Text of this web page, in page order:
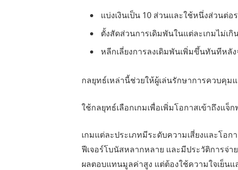
แบ่งเงินเป็น 10 ส่วนและใช้หนึ่งส่วนต่อ
ตั้งสัดส่วนการเดิมพันในแต่ละเกมไม่เกิ
หลีกเลี่ยงการลงเดิมพันเพิ่มขึ้นทันทีหลั
กลยุทธ์เหล่านี้ช่วยให้ผู้เล่นรักษาการควบคุม
ใช้กลยุทธ์เลือกเกมเพื่อเพิ่มโอกาสเข้าถึงแจ็
เกมแต่ละประเภทมีระดับความเสี่ยงและโอก
ฟีเจอร์โบนัสหลากหลาย และมีประวัติการจ่
ผลตอบแทนมูลค่าสูง แต่ต้องใช้ความใจเย็น